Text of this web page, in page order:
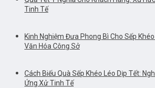
Tinh Tế
Kinh Nghiệm Đưa Phong Bì Cho Sếp
Văn Hóa Công Sở
Cách Biếu Quà Sếp Khéo Léo Dịp Tết:
Ứng Xử Tinh Tế